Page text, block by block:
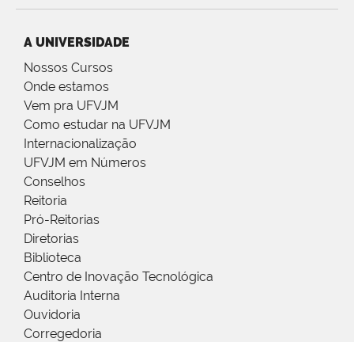
A UNIVERSIDADE
Nossos Cursos
Onde estamos
Vem pra UFVJM
Como estudar na UFVJM
Internacionalização
UFVJM em Números
Conselhos
Reitoria
Pró-Reitorias
Diretorias
Biblioteca
Centro de Inovação Tecnológica
Auditoria Interna
Ouvidoria
Corregedoria